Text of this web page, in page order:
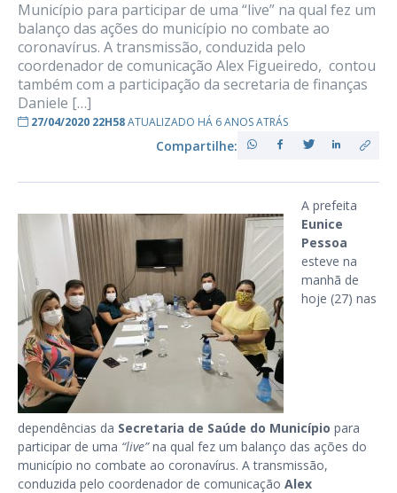
Município para participar de uma “live” na qual fez um
balanço das ações do município no combate ao
coronavírus. A transmissão, conduzida pelo
coordenador de comunicação Alex Figueiredo, contou
também com a participação da secretaria de finanças
Daniele […]
27/04/2020 22H58ATUALIZADO HÁ 6 ANOS ATRÁS
Compartilhe:
A prefeita
Eunice
Pessoa
esteve na
manhã de
hoje (27) nas
dependências da Secretaria de Saúde do Município para
participar de uma “live”na qual fez um balanço das ações do
município no combate ao coronavírus. A transmissão,
conduzida pelo coordenador de comunicação Alex